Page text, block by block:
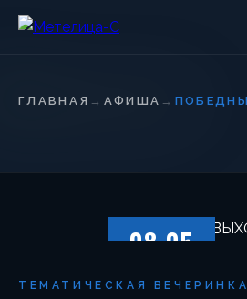
ГЛАВНАЯ → АФИША →
08.05
ТЕМАТИЧЕСКАЯ ВЕЧЕРИНКА